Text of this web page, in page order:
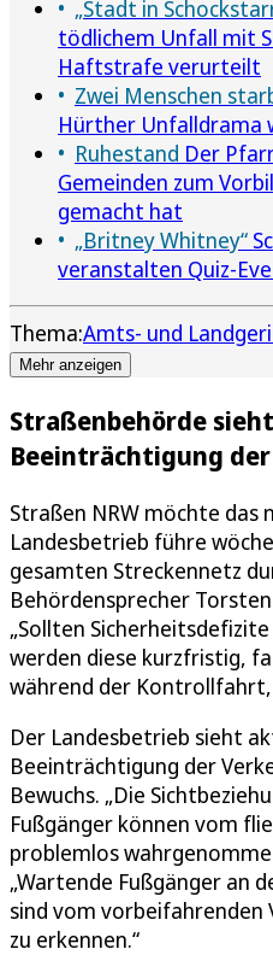
„Stadt in
tödlichem Unfall mit
Haftstrafe verurteilt
Zwei Menschen
Hürther Unfalldrama
Ruhestand Der
Gemeinden zum
gemacht hat
„Britney Whitney“
veranstalten Quiz-
Thema:Amts- und
Mehr anzeigen
Straßenbehörde
Beeinträchtigung
Straßen NRW möchte das
Landesbetrieb führe
gesamten Streckennetz
Behördensprecher
„Sollten
werden diese kurzfristig,
während der Kontrollfahrt,
Der Landesbetrieb sieht
Beeinträchtigung der
Bewuchs. „Die
Fußgänger können vom
problemlos
„Wartende Fußgänger an
sind vom vorbeifahrenden
zu erkennen.“